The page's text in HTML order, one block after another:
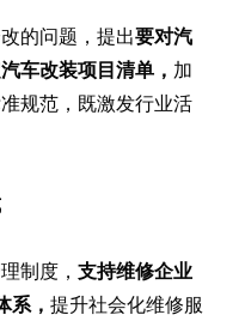
的问题，提出要对汽
车改装项目清单， 加
规范，既激发行业活
制度， 支持维修企业
系， 提升社会化维修服